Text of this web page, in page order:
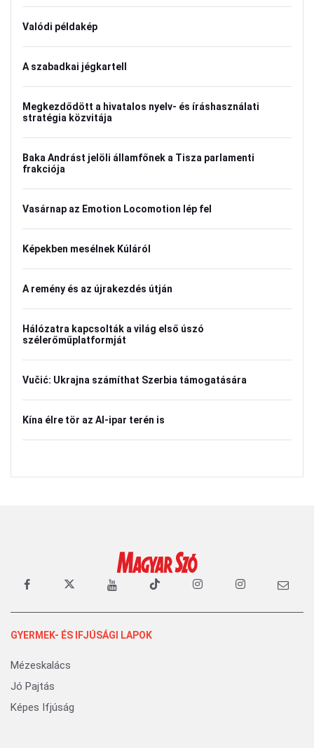
Valódi példakép
A szabadkai jégkartell
Megkezdődött a hivatalos nyelv- és íráshasználati
stratégia közvitája
Baka Andrást jelöli államfőnek a Tisza parlamenti
frakciója
Vasárnap az Emotion Locomotion lép fel
Képekben mesélnek Kúláról
A remény és az újrakezdés útján
Hálózatra kapcsolták a világ első úszó
szélerőműplatformját
Vučić: Ukrajna számíthat Szerbia támogatására
Kína élre tör az AI-ipar terén is
GYERMEK- ÉS IFJÚSÁGI LAPOK
Mézeskalács
Jó Pajtás
Képes Ifjúság